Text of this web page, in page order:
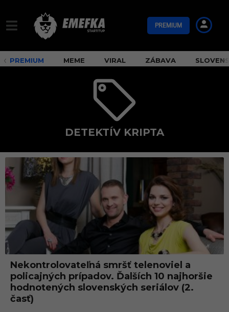
PREMIUM
PREMIUM MEME VIRAL ZÁBAVA
DETEKTÍV KRIPTA
d
e
t
e
k
t
í
v
k
r
Nekontrolovateľná smršť telenoviel a
policajných prípadov. Ďalších 10 najhoršie
hodnotených slovenských seriálov (2.
časť)